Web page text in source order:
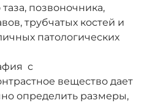
позвоночника,
трубчатых костей и
патологических
с
вещество дает
определить размеры,